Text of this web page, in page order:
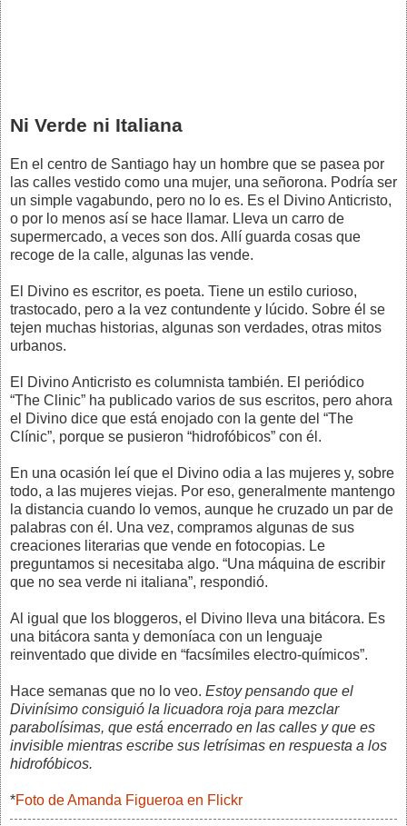
Ni Verde ni Italiana
En el centro de Santiago hay un hombre que se pasea por
las calles vestido como una mujer, una señorona. Podría ser
un simple vagabundo, pero no lo es. Es el Divino Anticristo,
o por lo menos así se hace llamar. Lleva un carro de
supermercado, a veces son dos. Allí guarda cosas que
recoge de la calle, algunas las vende.
El Divino es escritor, es poeta. Tiene un estilo curioso,
trastocado, pero a la vez contundente y lúcido. Sobre él se
tejen muchas historias, algunas son verdades, otras mitos
urbanos.
El Divino Anticristo es columnista también. El periódico
“The Clinic” ha publicado varios de sus escritos, pero ahora
el Divino dice que está enojado con la gente del “The
Clínic”, porque se pusieron “hidrofóbicos” con él.
En una ocasión leí que el Divino odia a las mujeres y, sobre
todo, a las mujeres viejas. Por eso, generalmente mantengo
la distancia cuando lo vemos, aunque he cruzado un par de
palabras con él. Una vez, compramos algunas de sus
creaciones literarias que vende en fotocopias. Le
preguntamos si necesitaba algo. “Una máquina de escribir
que no sea verde ni italiana”, respondió.
Al igual que los bloggeros, el Divino lleva una bitácora. Es
una bitácora santa y demoníaca con un lenguaje
reinventado que divide en “facsímiles electro-químicos”.
Hace semanas que no lo veo. Estoy pensando que el
Divinísimo consiguió la licuadora roja para mezclar
parabolísimas, que está encerrado en las calles y que es
invisible mientras escribe sus letrísimas en respuesta a los
hidrofóbicos.
*Foto de Amanda Figueroa en Flickr